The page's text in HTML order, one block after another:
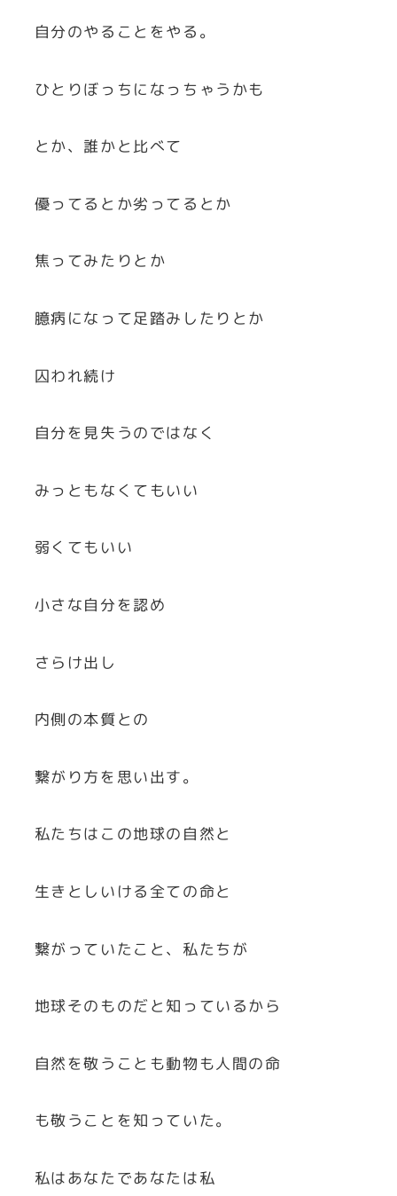
自分のやることをやる。
ひとりぼっちになっちゃうかも
とか、誰かと比べて
優ってるとか劣ってるとか
焦ってみたりとか
臆病になって足踏みしたりとか
囚われ続け
自分を見失うのではなく
みっともなくてもいい
弱くてもいい
小さな自分を認め
さらけ出し
内側の本質との
繋がり方を思い出す。
私たちはこの地球の自然と
生きとしいける全ての命と
繋がっていたこと、私たちが
地球そのものだと知っているから
自然を敬うことも動物も人間の命
も敬うことを知っていた。
私はあなたであなたは私